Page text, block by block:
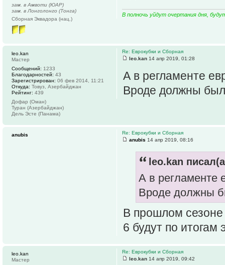
В полночь уйдут очертания дня,
зам. в Амвоти (ЮАР)
зам. в Лонголонго (Тонга)
Сборная Эквадора (нац.)
Re: Еврокубки и Сборная
leo.kan 14 апр 2019, 01:28
А в регламенте
Вроде должны
leo.kan
Мастер
Сообщений: 1233
Благодарностей: 43
Зарегистрирован: 06 фев 2014, 11:21
Откуда: Товуз, Азербайджан
Рейтинг: 439
Дофар (Оман)
Туран (Азербайджан)
Дель Эсте (Панама)
Re: Еврокубки и Сборная
anubis 14 апр 2019, 08:16
leo.kan
А в регламенте
Вроде должны
В прошлом
6 будут по итогам
anubis
Re: Еврокубки и Сборная
leo.kan 14 апр 2019, 09:42
leo.kan
Мастер